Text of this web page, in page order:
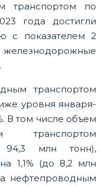
транспортом по
года достигли
с показателем 2
транспортом
уровня января-
В том числе объем
транспортом
млн тонн),
1,1% (до 8,2 млн
нефтепроводным